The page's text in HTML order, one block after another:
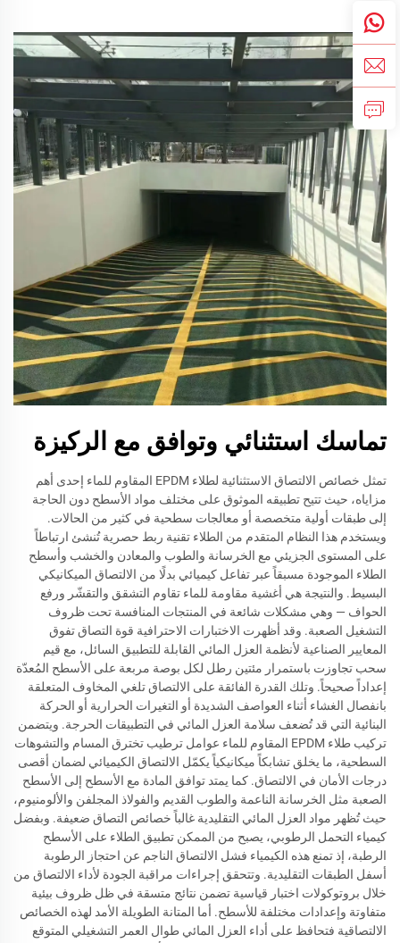
تماسك استثنائي وتوافق مع الركيزة
تمثل خصائص الالتصاق الاستثنائية لطلاء EPDM المقاوم للماء إحدى أهم
مزاياه، حيث تتيح تطبيقه الموثوق على مختلف مواد الأسطح دون الحاجة
إلى طبقات أولية متخصصة أو معالجات سطحية في كثير من الحالات.
ويستخدم هذا النظام المتقدم من الطلاء تقنية ربط حصرية تُنشئ ارتباطاً
على المستوى الجزيئي مع الخرسانة والطوب والمعادن والخشب وأسطح
الطلاء الموجودة مسبقاً عبر تفاعل كيميائي بدلًا من الالتصاق الميكانيكي
البسيط. والنتيجة هي أغشية مقاومة للماء تقاوم التشقق والتقشّر ورفع
الحواف — وهي مشكلات شائعة في المنتجات المنافسة تحت ظروف
التشغيل الصعبة. وقد أظهرت الاختبارات الاحترافية قوة التصاق تفوق
المعايير الصناعية لأنظمة العزل المائي القابلة للتطبيق السائل، مع قيم
سحب تجاوزت باستمرار مئتين رطل لكل بوصة مربعة على الأسطح المُعدّة
إعداداً صحيحاً. وتلك القدرة الفائقة على الالتصاق تلغي المخاوف المتعلقة
بانفصال الغشاء أثناء العواصف الشديدة أو التغيرات الحرارية أو الحركة
البنائية التي قد تُضعف سلامة العزل المائي في التطبيقات الحرجة. ويتضمن
تركيب طلاء EPDM المقاوم للماء عوامل ترطيب تخترق المسام والتشوهات
السطحية، ما يخلق تشابكاً ميكانيكياً يكمّل الالتصاق الكيميائي لضمان أقصى
درجات الأمان في الالتصاق. كما يمتد توافق المادة مع الأسطح إلى الأسطح
الصعبة مثل الخرسانة الناعمة والطوب القديم والفولاذ المجلفن والألومنيوم،
حيث تُظهر مواد العزل المائي التقليدية غالباً خصائص التصاق ضعيفة. وبفضل
كيمياء التحمل الرطوبي، يصبح من الممكن تطبيق الطلاء على الأسطح
الرطبة، إذ تمنع هذه الكيمياء فشل الالتصاق الناجم عن احتجاز الرطوبة
أسفل الطبقات التقليدية. وتتحقق إجراءات مراقبة الجودة لأداء الالتصاق من
خلال بروتوكولات اختبار قياسية تضمن نتائج متسقة في ظل ظروف بيئية
متفاوتة وإعدادات مختلفة للأسطح. أما المتانة الطويلة الأمد لهذه الخصائص
الالتصاقية فتحافظ على أداء العزل المائي طوال العمر التشغيلي المتوقع